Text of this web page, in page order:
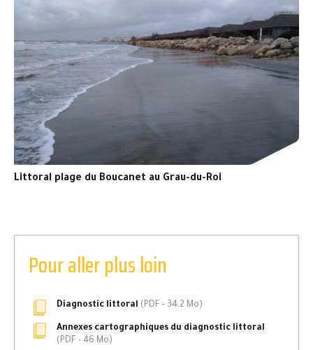
Littoral plage du Boucanet au Grau-du-Roi
Pour aller plus loin
Diagnostic littoral (PDF - 34.2 Mo)
Annexes cartographiques du diagnostic littoral
(PDF - 46 Mo)